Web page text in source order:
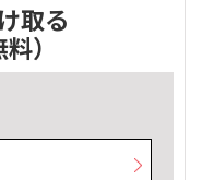
取る
）